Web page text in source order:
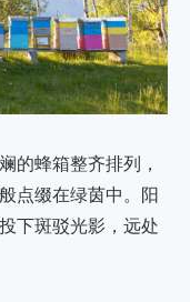
的蜂箱整齐排列，
点缀在绿茵中。阳
下斑驳光影，远处